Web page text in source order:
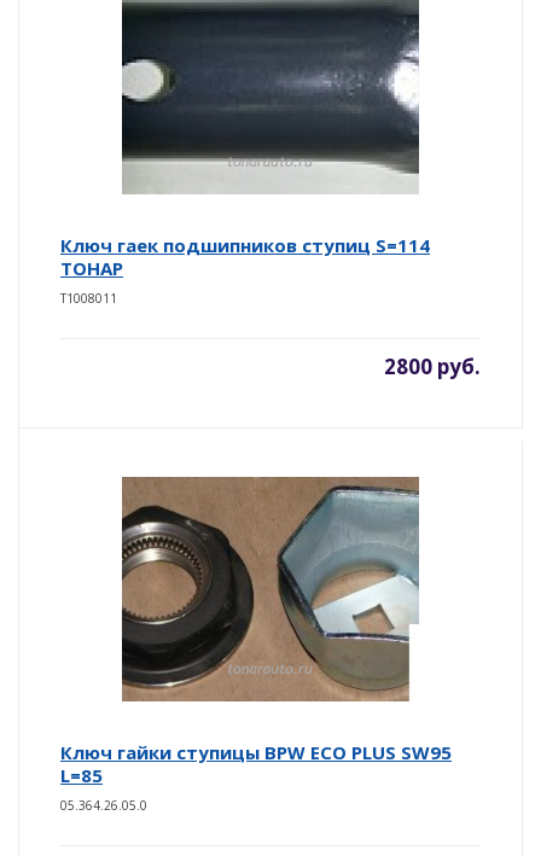
Ключ гаек подшипников ступиц S=114
ТОНАР
T1008011
2800 руб.
Ключ гайки ступицы BPW ECO PLUS SW95
L=85
05.364.26.05.0